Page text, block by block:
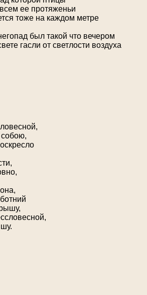
ее протяженьи
тоже на каждом метре
был такой что вечером
гасли от светлости воздуха
собою,